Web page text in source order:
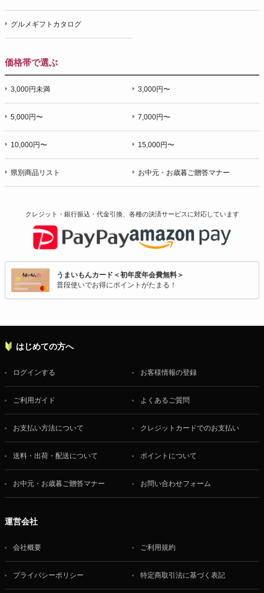
グルメギフトカタログ
価格帯で選ぶ
3,000円未満 3,000円〜
5,000円〜 7,000円〜
10,000円〜 15,000円〜
県別商品リスト お中元・お歳暮ご贈答マナー
クレジット・銀行振込・代金引換、各種の決済サービスに対応しています
うまいもんカード＜初年度年会費無料＞
普段使いでお得にポイントがたまる！
はじめての方へ
ログインする お客様情報の登録
ご利用ガイド よくあるご質問
お支払い方法について クレジットカードでのお支払い
送料・出荷・配送について ポイントについて
お中元・お歳暮ご贈答マナー お問い合わせフォーム
運営会社
会社概要 ご利用規約
プライバシーポリシー 特定商取引法に基づく表記